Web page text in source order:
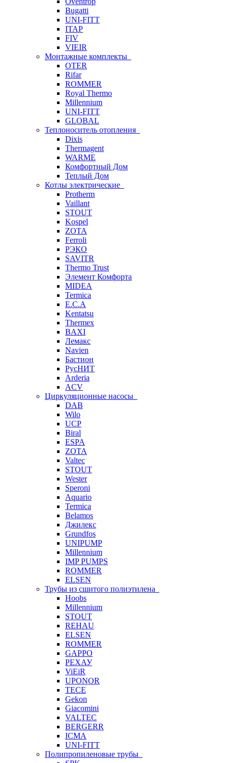
Bugatti
UNI-FITT
ITAP
FIV
VIEIR
Монтажные комплекты
OTER
Rifar
ROMMER
Royal Thermo
Millennium
UNI-FITT
GLOBAL
Теплоноситель отопления
Dixis
Thermagent
WARME
Комфортный Дом
Теплый Дом
Котлы электрические
Protherm
Vaillant
STOUT
Kospel
ZOTA
Ferroli
РЭКО
SAVITR
Thermo Trust
Элемент Комфорта
MIDEA
Termica
E.C.A
Kentatsu
Thermex
BAXI
Лемакс
Navien
Бастион
РусНИТ
Arderia
ACV
Циркуляционные насосы
DAB
Wilo
UCP
Biral
ESPA
ZOTA
Valtec
STOUT
Wester
Speroni
Aquario
Termica
Belamos
Джилекс
Grundfos
UNIPUMP
Millennium
IMP PUMPS
ROMMER
ELSEN
Трубы из сшитого полиэтилена
Hoobs
Millennium
STOUT
REHAU
ELSEN
ROMMER
GAPPO
РЕХАУ
ViEiR
UPONOR
TECE
Gekon
Giacomini
VALTEC
BERGERR
ICMA
UNI-FITT
Полипропиленовые трубы